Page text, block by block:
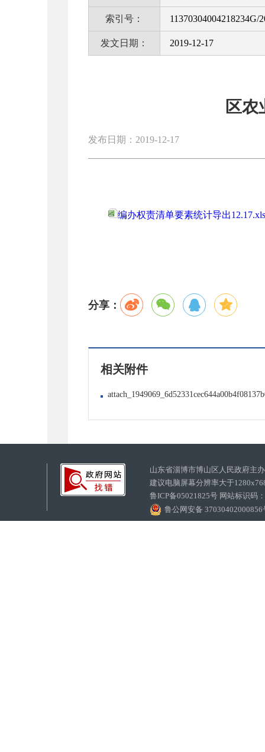
索引号： 11370304004218234G/
发文日期： 2019-12-17
区农
发布日期：2019-12-17
编办权责清单要素统计导出12.17.xls
分享：
相关附件
山东省淄博市博山区人民政府
建议电脑屏幕分辨率大于
鲁ICP备05021825号 网站标识码
鲁公网安备 37030402000856